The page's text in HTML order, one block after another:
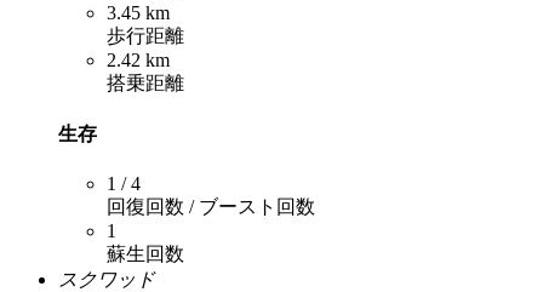
3.45 km
歩行距離
2.42 km
搭乗距離
生存
1 / 4
回復回数 / ブースト回数
1
蘇生回数
スクワッド